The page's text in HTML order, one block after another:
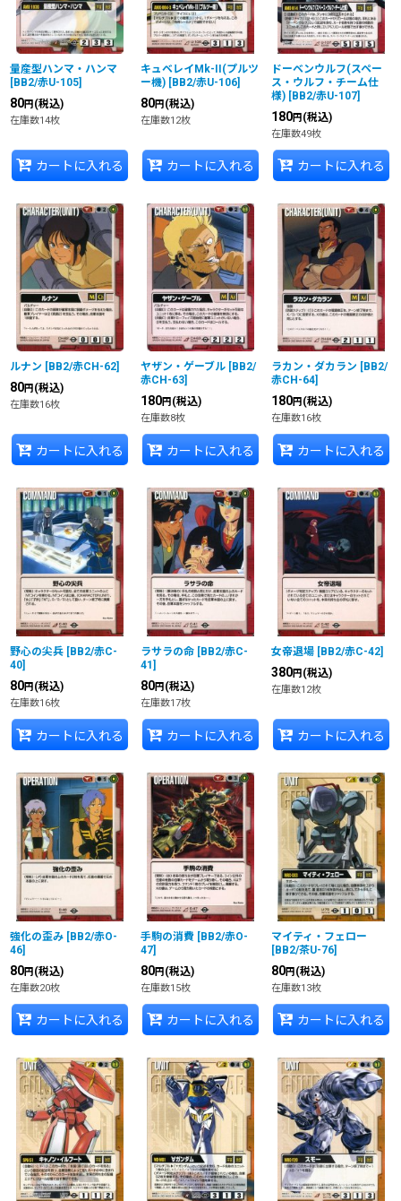
量産型ハンマ・ハンマ
[BB2/赤U-105]
80円 (税込)
在庫数14枚
カートに入れる
キュベレイMk-II(プルツ
ー機) [BB2/赤U-106]
80円 (税込)
在庫数12枚
カートに入れる
ドーベンウルフ(スペー
ス・ウルフ・チーム仕
様) [BB2/赤U-107]
180円 (税込)
在庫数49枚
カートに入れる
ルナン [BB2/赤CH-62]
80円 (税込)
在庫数16枚
カートに入れる
ヤザン・ゲーブル [BB2/
赤CH-63]
180円 (税込)
在庫数8枚
カートに入れる
ラカン・ダカラン [BB2/
赤CH-64]
180円 (税込)
在庫数16枚
カートに入れる
野心の尖兵 [BB2/赤C-
40]
80円 (税込)
在庫数16枚
カートに入れる
ラサラの命 [BB2/赤C-
41 ]
80円 (税込)
在庫数17枚
カートに入れる
女帝退場 [BB2/赤C-42]
380円 (税込)
在庫数12枚
カートに入れる
強化の歪み [BB2/赤O-
46]
80円 (税込)
在庫数20枚
カートに入れる
手駒の消費 [BB2/赤O-
47]
80円 (税込)
在庫数15枚
カートに入れる
マイティ・フェロー
[BB2/茶U-76]
80円 (税込)
在庫数13枚
カートに入れる